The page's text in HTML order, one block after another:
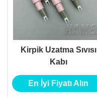
Kirpik Uzatma Sıvısı
Kabı
En İyi Fiyatı Alın